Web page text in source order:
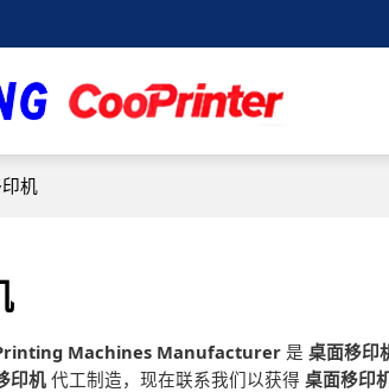
机
Machines Manufacturer 是桌面移印
印机代工制造，现在联系我们以获得桌面移印